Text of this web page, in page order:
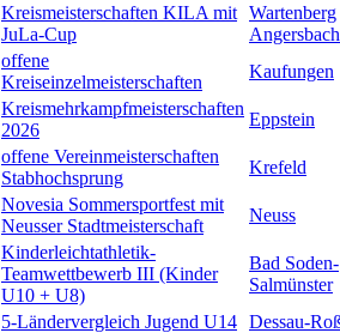
Kreismeisterschaften KILA mit
JuLa-Cup
Wartenberg
Angersbach
offene
Kreiseinzelmeisterschaften
Kaufungen
Kreismehrkampfmeisterschaften
2026
Eppstein
offene Vereinmeisterschaften
Stabhochsprung
Krefeld
Novesia Sommersportfest mit
Neusser Stadtmeisterschaft
Neuss
Kinderleichtathletik-
Teamwettbewerb III (Kinder
U10 + U8)
Bad Soden-
Salmünster
5-Ländervergleich Jugend U14 Dessau-